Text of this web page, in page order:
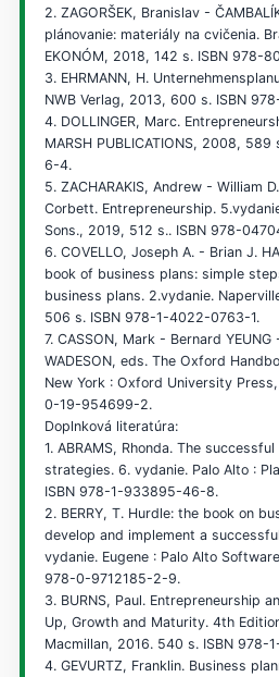
2. ZAGORŠEK, Branislav -
plánovanie: materiály na cvičenia.
EKONÓM, 2018, 142 s. ISBN 978-
3. EHRMANN, H.
NWB Verlag, 2013, 600 s. ISBN
4. DOLLINGER, Marc.
MARSH PUBLICATIONS, 2008,
6-4.
5. ZACHARAKIS, Andrew - William
Corbett. Entrepreneurship.
Sons., 2019, 512 s.. ISBN 978-
6. COVELLO, Joseph A. - Brian J.
book of business plans: simple
business plans. 2.vydanie.
506 s. ISBN 978-1-4022-0763-1.
7. CASSON, Mark - Bernard
WADESON, eds. The Oxford
New York : Oxford University
0-19-954699-2.
Doplnková literatúra:
1. ABRAMS, Rhonda. The
strategies. 6. vydanie. Palo Alto :
ISBN 978-1-933895-46-8.
2. BERRY, T. Hurdle: the book on
develop and implement a
vydanie. Eugene : Palo Alto
978-0-9712185-2-9.
3. BURNS, Paul. Entrepreneurship
Up, Growth and Maturity. 4th
Macmillan, 2016. 540 s. ISBN 978-
4. GEVURTZ, Franklin. Business